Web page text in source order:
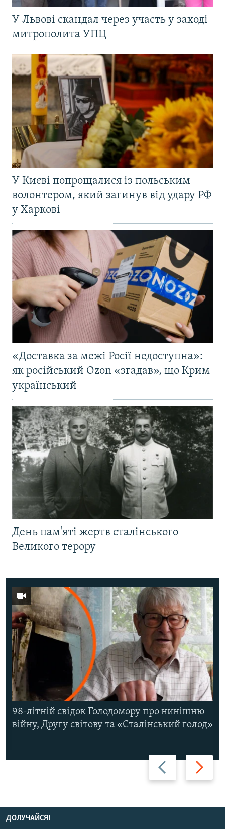
У Львові скандал через участь у заході
митрополита УПЦ
У Києві попрощалися із польським
волонтером, який загинув від удару РФ
у Харкові
«Доставка за межі Росії недоступна»:
як російський Ozon «згадав», що Крим
український
День пам'яті жертв сталінського
Великого терору
Назад Вперед
98-літній свідок Голодомору про нинішню
війну, Другу світову та «Сталінський голод»
ДОЛУЧАЙСЯ!